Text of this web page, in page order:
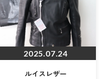
2025.07.24
ルイスレザー